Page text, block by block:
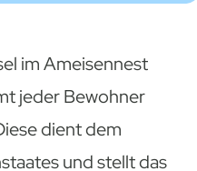
im Ameisennest
jeder Bewohner
dient dem
und stellt das